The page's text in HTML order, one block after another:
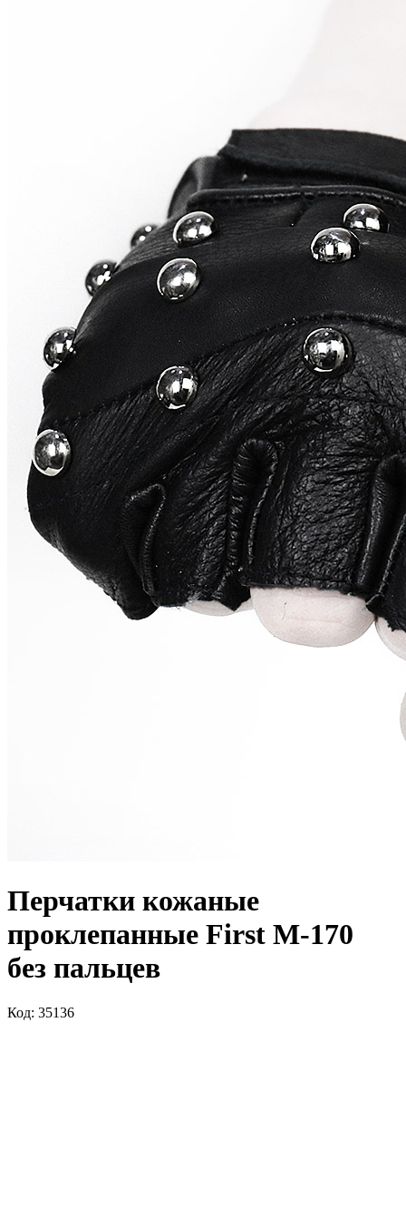
Перчатки кожаные
проклепанные First M-170
без пальцев
Код: 35136